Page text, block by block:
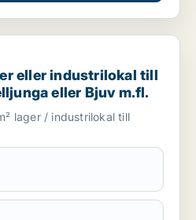
industrilokal till salu i Svalöv,
eller industrilokal till
eller Bjuv m.fl.
lager / industrilokal till